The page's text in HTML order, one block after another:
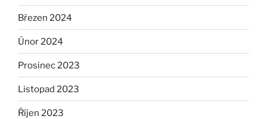
Březen 2024
Únor 2024
Prosinec 2023
Listopad 2023
Říjen 2023